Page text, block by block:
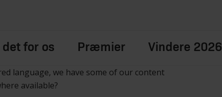
det for os Præmier Vindere 2026
language, we have some of our content
available?